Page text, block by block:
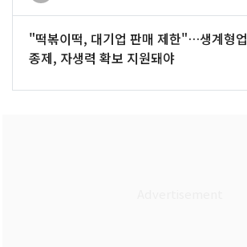
"떡볶이떡, 대기업 판매 제한"…생계형업
종제, 자생력 확보 지원돼야